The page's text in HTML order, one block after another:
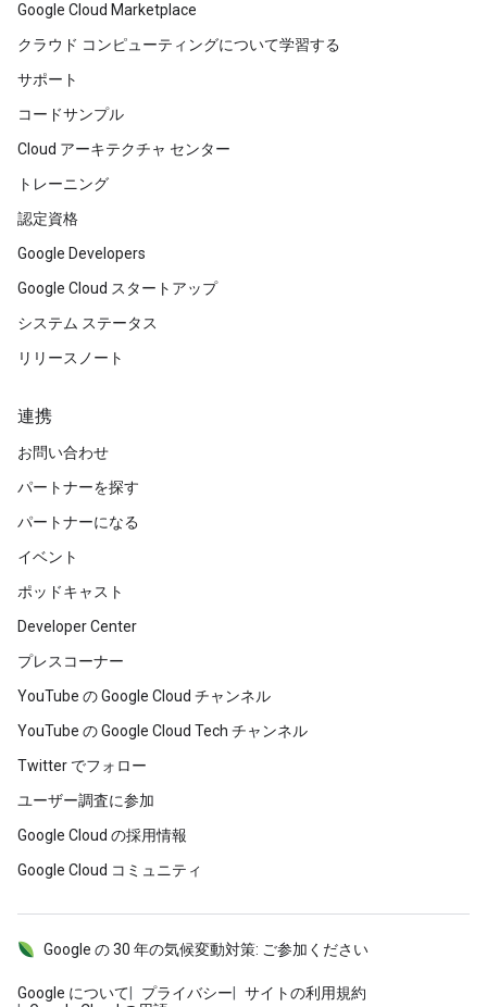
Google Cloud Marketplace
クラウド コンピューティングについて学習する
サポート
コードサンプル
Cloud アーキテクチャ センター
トレーニング
認定資格
Google Developers
Google Cloud スタートアップ
システム ステータス
リリースノート
連携
お問い合わせ
パートナーを探す
パートナーになる
イベント
ポッドキャスト
Developer Center
プレスコーナー
YouTube の Google Cloud チャンネル
YouTube の Google Cloud Tech チャンネル
Twitter でフォロー
ユーザー調査に参加
Google Cloud の採用情報
Google Cloud コミュニティ
Google について プライバシー
サイトの利用規約
Google の 30 年の気候変動対策: ご参加ください